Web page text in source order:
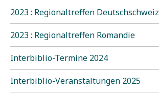
2023 : Regionaltreffen Deutschschweiz
2023 : Regionaltreffen Romandie
Interbiblio-Termine 2024
Interbiblio-Veranstaltungen 2025